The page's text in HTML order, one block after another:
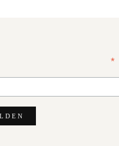
*